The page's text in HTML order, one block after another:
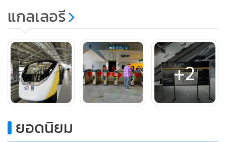
การทดสอบเดินรถครั้งนี้ อาจไม่ได้รองรับชั่วโมงเร่งด่วนยามเช้า
เพราะเริ่มให้บริการตั้งแต่ 9 โมงเช้า แต่ก็เป็นการดีที่คนที่อยู่โซน
ถนนศรีนครินทร์ จะได้ทดลองใช้บริการ โดยเฉพาะช่วงเย็นหลัง
เลิกงาน
ก่อนหน้านี้มีรถประจำทาง สาย 145 ปากน้ำ-หมอชิตใหม่ ไปตาม
ถนนศรีนครินทร์ ถนนลาดพร้าว ปลายทางสถานีขนส่งหมอชิต
ใหม่ นอกนั้นก็มีรถสองแถวปากน้ำ-ศรีเอี่ยม รถตู้ปากน้ำ-
บางกะปิ กับปากน้ำ-ซีคอนสแควร์
แกลเลอรี
+2
ยอดนิยม